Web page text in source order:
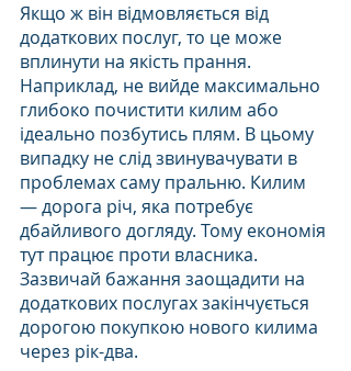
Якщо ж він відмовляється від
додаткових послуг, то це може
вплинути на якість прання.
Наприклад, не вийде максимально
глибоко почистити килим або
ідеально позбутись плям. В цьому
випадку не слід звинувачувати в
проблемах саму пральню. Килим
— дорога річ, яка потребує
дбайливого догляду. Тому економія
тут працює проти власника.
Зазвичай бажання заощадити на
додаткових послугах закінчується
дорогою покупкою нового килима
через рік-два.